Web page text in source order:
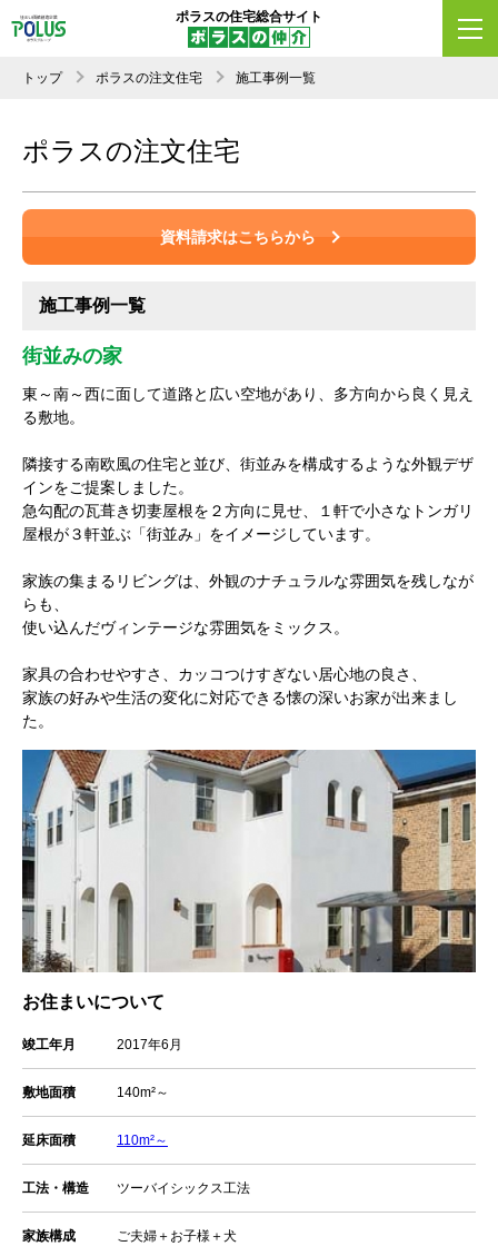
ポラスの住宅総合サイト
トップ ポラスの注文住宅 施工事例一覧
ポラスの注文住宅
資料請求はこちらから
施工事例一覧
街並みの家
東～南～西に面して道路と広い空地があり、多方向から良く見え
る敷地。
隣接する南欧風の住宅と並び、街並みを構成するような外観デザ
インをご提案しました。
急勾配の瓦葺き切妻屋根を２方向に見せ、１軒で小さなトンガリ
屋根が３軒並ぶ「街並み」をイメージしています。
家族の集まるリビングは、外観のナチュラルな雰囲気を残しなが
らも、
使い込んだヴィンテージな雰囲気をミックス。
家具の合わせやすさ、カッコつけすぎない居心地の良さ、
家族の好みや生活の変化に対応できる懐の深いお家が出来まし
た。
お住まいについて
竣工年月 2017年6月
敷地面積 140m²～
延床面積 110m²～
工法・構造 ツーバイシックス工法
家族構成 ご夫婦＋お子様＋犬